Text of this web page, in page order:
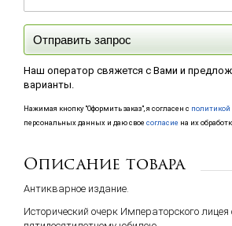
Отправить запрос
Наш оператор свяжется с Вами и
варианты.
Нажимая кнопку "Оформить заказ", я согласен с политикой
персональных данных и даю свое согласие на их
Описание товара
Антикварное издание.
Исторический очерк Императорского лицея